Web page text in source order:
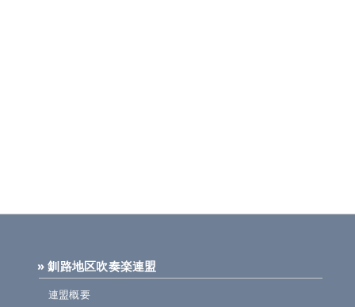
» 釧路地区吹奏楽連盟
連盟概要